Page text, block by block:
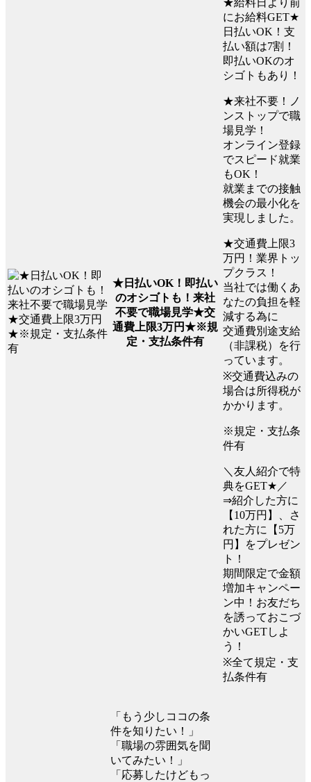
★日払いOK！即払い
のオシゴトも！来社
不要で職場見学★交
通費上限3万円★※規
定・支払条件有
★給料日より前
にお給料GET★
日払いOK！支
払い額は7割！
即払いOKのオ
シゴトもあり！
★来社不要！ノ
ンストップで職
場見学！
オンライン登録
でスピード就業
もOK！
就業までの接触
機会の最小化を
実現しました。
★交通費上限3
万円！業界トッ
プクラス！
当社では働くあ
なたの負担を軽
減する為に
交通費別途支給
（非課税）を行
っています。
※交通費込みの
場合は所得税が
かかります。
※規定・支払条
件有
＼友人紹介で特
典をGET★／
⇒紹介した方に
【10万円】、さ
れた方に【5万
円】をプレゼン
ト！
期間限定で金額
増加キャンペー
ン中！お友だち
を誘っておこづ
かいGETしよ
う！
※全て規定・支
払条件有
「もう少しココの条
件を知りたい！」
「職場の雰囲気を聞
いてみたい！」
「応募したけどもっ